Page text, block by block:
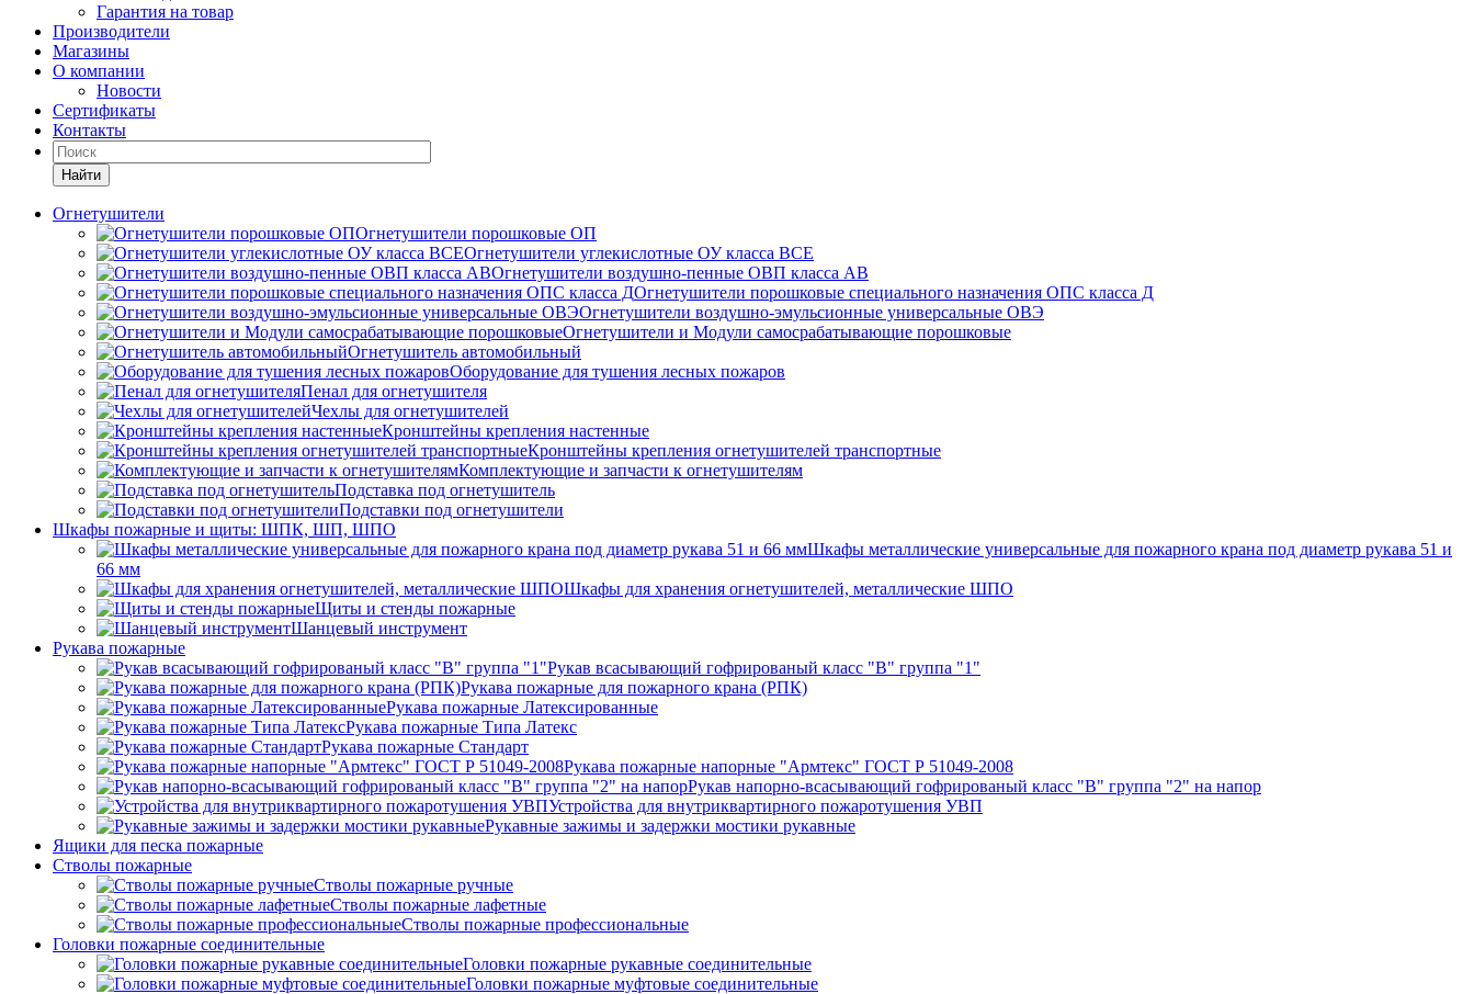
Гарантия на товар
Производители
Магазины
О компании
Новости
Сертификаты
Контакты
Найти
Огнетушители
Огнетушители порошковые ОП
Огнетушители углекислотные ОУ класса ВСЕ
Огнетушители воздушно-пенные ОВП класса АВ
Огнетушители порошковые специального назначения ОПС класса Д
Огнетушители воздушно-эмульсионные универсальные ОВЭ
Огнетушители и Модули самосрабатывающие порошковые
Огнетушитель автомобильный
Оборудование для тушения лесных пожаров
Пенал для огнетушителя
Чехлы для огнетушителей
Кронштейны крепления настенные
Кронштейны крепления огнетушителей транспортные
Комплектующие и запчасти к огнетушителям
Подставка под огнетушитель
Подставки под огнетушители
Шкафы пожарные и щиты: ШПК, ШП, ШПО
Шкафы металлические универсальные для пожарного крана под диаметр рукава 51 и
66 мм
Шкафы для хранения огнетушителей, металлические ШПО
Щиты и стенды пожарные
Шанцевый инструмент
Рукава пожарные
Рукав всасывающий гофрированый класс "В" группа "1"
Рукава пожарные для пожарного крана (РПК)
Рукава пожарные Латексированные
Рукава пожарные Типа Латекс
Рукава пожарные Стандарт
Рукава пожарные напорные "Армтекс" ГОСТ Р 51049-2008
Рукав напорно-всасывающий гофрированый класс "В" группа "2" на напор
Устройства для внутриквартирного пожаротушения УВП
Рукавные зажимы и задержки мостики рукавные
Ящики для песка пожарные
Стволы пожарные
Стволы пожарные ручные
Стволы пожарные лафетные
Стволы пожарные профессиональные
Головки пожарные соединительные
Головки пожарные рукавные соединительные
Головки пожарные муфтовые соединительные